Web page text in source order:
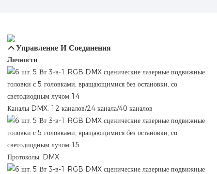
Управление И Соединения
Личности
Каналы DMX: 12 каналов/24 канала/40 каналов
Протоколы: DMX